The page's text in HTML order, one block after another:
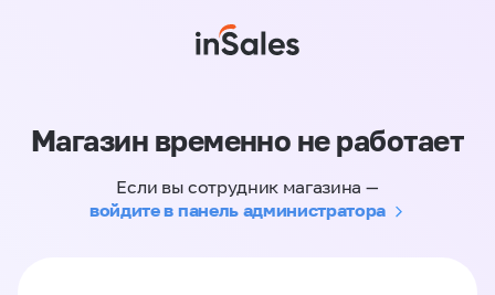
Магазин временно не работает
Если вы сотрудник магазина —
войдите в панель администратора